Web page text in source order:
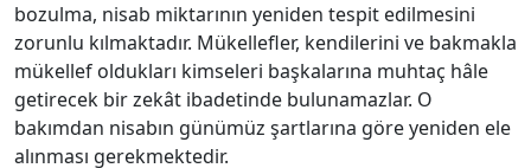
bozulma, nisab miktarının yeniden tespit edilmesini
zorunlu kılmaktadır. Mükellefler, kendilerini ve bakmakla
mükellef oldukları kimseleri başkalarına muhtaç hâle
getirecek bir zekât ibadetinde bulunamazlar. O
bakımdan nisabın günümüz şartlarına göre yeniden ele
alınması gerekmektedir.